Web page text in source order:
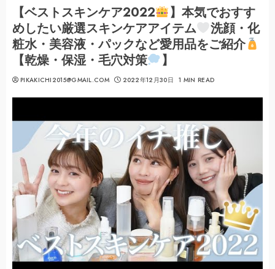
【ベストスキンケア2022
】本気でおすす
めしたい厳選スキンケアアイテム
洗顔・化
粧水・美容液・パックなど愛用品をご紹介
【乾燥・保湿・毛穴対策
】
PIKAKICHI2015@GMAIL.COM 2022年12月30日 1 MIN READ